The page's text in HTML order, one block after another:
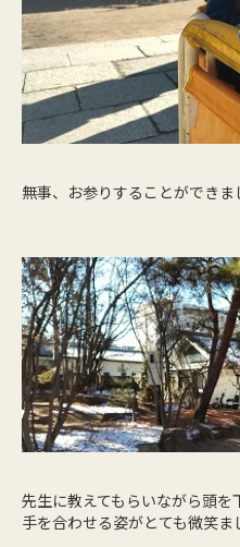
無事、お参りすることができま
先生に教えてもらいながら頭を
手を合わせる姿がとても微笑ま